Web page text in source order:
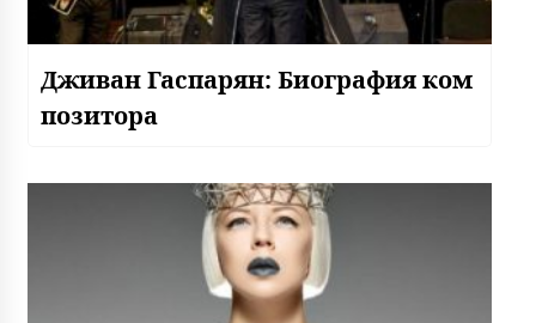
Дживан Гаспарян: Биография ком
позитора